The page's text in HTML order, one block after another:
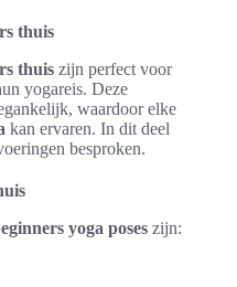
thuis
thuis zijn perfect voor
yogareis. Deze
waardoor elke
kan ervaren. In dit deel
besproken.
yoga poses zijn: